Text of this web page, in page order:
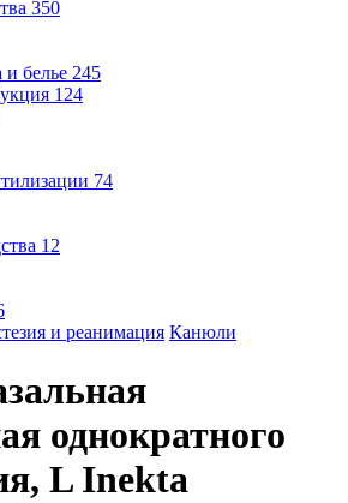
350
и белье 245
124
74
12
и реанимация Канюли
однократного
L Inekta